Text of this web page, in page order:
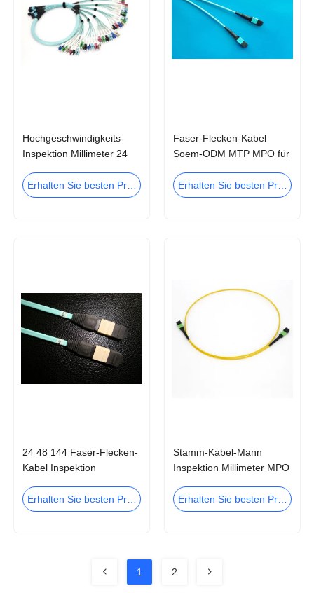
Hochgeschwindigkeits-
Inspektion Millimeter 24
Faser-MPO MTP für Data
Center
Erhalten Sie besten Preis
Faser-Flecken-Kabel
Soem-ODM MTP MPO für
Erhalten Sie besten Preis
24 48 144 Faser-Flecken-
Kabel Inspektion
Faser-MTP MPO 7m 10m
Erhalten Sie besten Preis
Stamm-Kabel-Mann
Inspektion Millimeter MPO
Faser-Optikstamm-Kabel
Erhalten Sie besten Preis
1 2